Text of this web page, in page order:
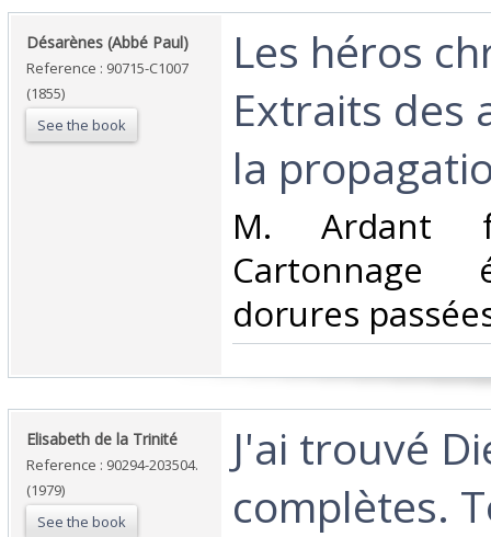
‎Désarènes (Abbé Paul)‎
Reference : 90715-C1007
(1855)
See the book
‎Les héros
Extraits des
la
‎M. Ardant
Cartonnage
dorures
‎Elisabeth de la Trinité‎
Reference : 90294-203504.
(1979)
See the book
‎J'ai trouvé
complètes.